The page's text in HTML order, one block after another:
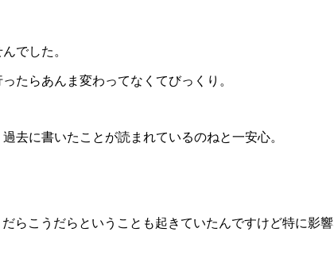
でした。
たらあんま変わってなくてびっくり。
去に書いたことが読まれているのねと一安心。
らこうだらということも起きていたんですけど特に影響